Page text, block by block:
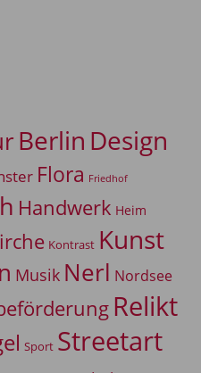
Berlin Design
Flora Friedhof
Handwerk Heim
Kontrast Kunst
Musik Nerl Nordsee
Relikt
Sport Streetart